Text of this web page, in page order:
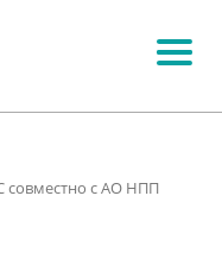
совместно с АО НПП